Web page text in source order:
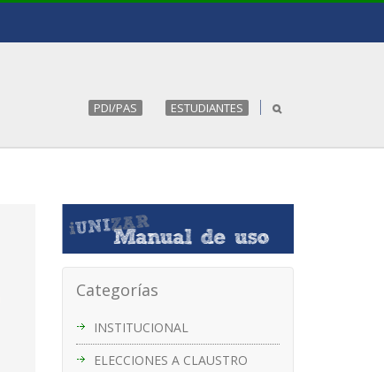
PDI/PAS ESTUDIANTES
Categorías
INSTITUCIONAL
ELECCIONES A CLAUSTRO